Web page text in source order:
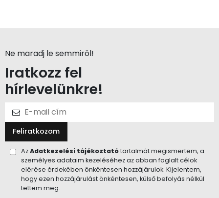
Ne maradj le semmiröl!
Iratkozz fel
hírlevelünkre!
Feliratkozom
AzAdatkezelési tájékoztatótartalmát megismertem, a
személyes adataim kezeléséhez az abban foglalt célok
elérése érdekében önkéntesen hozzájárulok. Kijelentem,
hogy ezen hozzájárulást önkéntesen, külső befolyás nélkül
tettem meg.